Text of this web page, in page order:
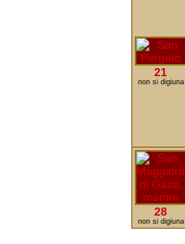
21
non si digiuna
28
non si digiuna